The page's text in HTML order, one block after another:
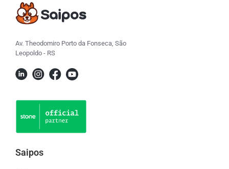
Av. Theodomiro Porto da Fonseca, São
Leopoldo - RS
Saipos